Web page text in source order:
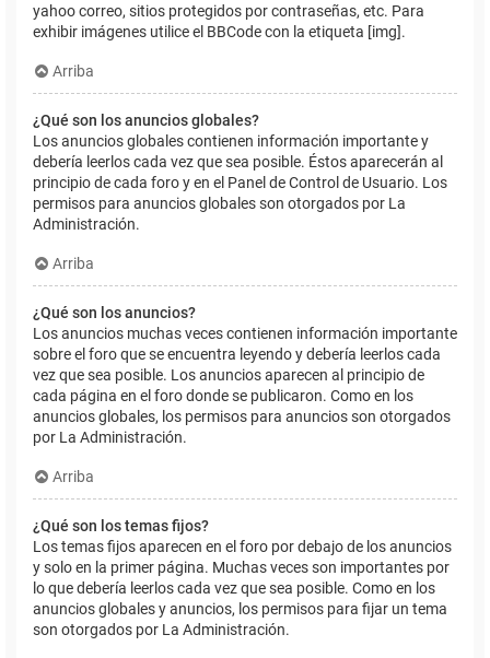
yahoo correo, sitios protegidos por contraseñas, etc. Para
exhibir imágenes utilice el BBCode con la etiqueta [img].
Arriba
¿Qué son los anuncios globales?
Los anuncios globales contienen información importante y
debería leerlos cada vez que sea posible. Éstos aparecerán al
principio de cada foro y en el Panel de Control de Usuario. Los
permisos para anuncios globales son otorgados por La
Administración.
Arriba
¿Qué son los anuncios?
Los anuncios muchas veces contienen información importante
sobre el foro que se encuentra leyendo y debería leerlos cada
vez que sea posible. Los anuncios aparecen al principio de
cada página en el foro donde se publicaron. Como en los
anuncios globales, los permisos para anuncios son otorgados
por La Administración.
Arriba
¿Qué son los temas fijos?
Los temas fijos aparecen en el foro por debajo de los anuncios
y solo en la primer página. Muchas veces son importantes por
lo que debería leerlos cada vez que sea posible. Como en los
anuncios globales y anuncios, los permisos para fijar un tema
son otorgados por La Administración.